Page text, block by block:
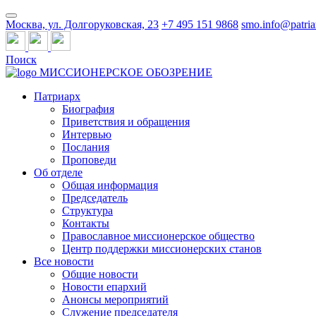
Москва, ул. Долгоруковская, 23 +7 495 151 9868
Поиск
МИССИОНЕРСКОЕ ОБОЗРЕНИЕ
Патриарх
Биография
Приветствия и обращения
Интервью
Послания
Проповеди
Об отделе
Общая информация
Председатель
Структура
Контакты
Православное миссионерское общество
Центр поддержки миссионерских станов
Все новости
Общие новости
Новости епархий
Анонсы мероприятий
Служение председателя